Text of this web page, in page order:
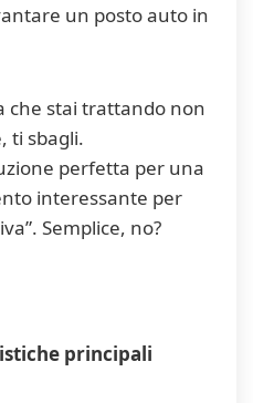
un posto auto in
che stai trattando non
ti sbagli.
perfetta per una
interessante per
Semplice, no?
principali